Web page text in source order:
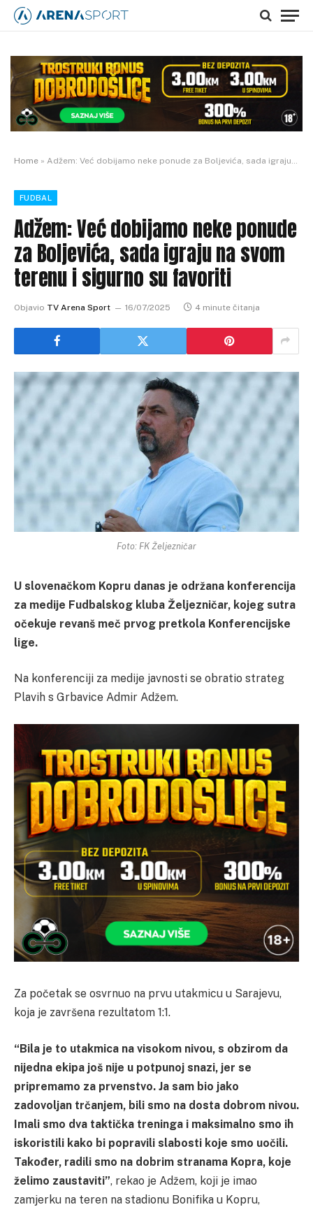
Home » Adžem: Već dobijamo neke ponude za Boljevića, sada igraju na svom terenu i sigurno su favoriti
FUDBAL
Adžem: Već dobijamo neke ponude
za Boljevića, sada igraju na svom
terenu i sigurno su favoriti
Objavio TV Arena Sport 16/07/2025 4 minute čitanja
Foto: FK Željezničar
U slovenačkom Kopru danas je održana konferencija
za medije Fudbalskog kluba Željezničar, kojeg sutra
očekuje revanš meč prvog pretkola Konferencijske
lige.
Na konferenciji za medije javnosti se obratio strateg
Plavih s Grbavice Admir Adžem.
Za početak se osvrnuo na prvu utakmicu u Sarajevu,
koja je završena rezultatom 1:1.
“Bila je to utakmica na visokom nivou, s obzirom da
nijedna ekipa još nije u potpunoj snazi, jer se
pripremamo za prvenstvo. Ja sam bio jako
zadovoljan trčanjem, bili smo na dosta dobrom nivou.
Imali smo dva taktička treninga i maksimalno smo ih
iskoristili kako bi popravili slabosti koje smo uočili.
Također, radili smo na dobrim stranama Kopra, koje
želimo zaustaviti”, rekao je Adžem, koji je imao
zamjerku na teren na stadionu Bonifika u Kopru,